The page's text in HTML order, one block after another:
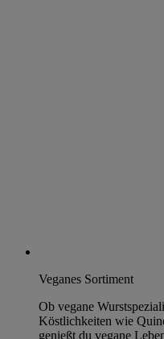
Veganes Sortiment
Ob vegane
Köstlichkeiten wie
genießt du vegane